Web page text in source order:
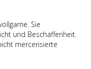
Sie
und Beschaffenheit.
mercerisierte